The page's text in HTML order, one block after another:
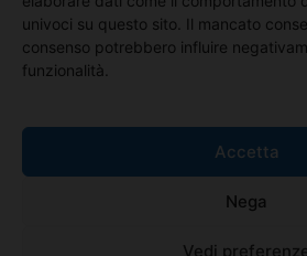
univoci su questo sito. Il mancato
consenso potrebbero influire
funzionalità.
Accetta
Nega
Vedi
Richiedi
Home
Iscriviti alla